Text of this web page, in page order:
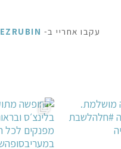
עקבו אחריי ב- INSTAGRAM
שוקולד: ק
לפעמים כל מילה מיותרת .